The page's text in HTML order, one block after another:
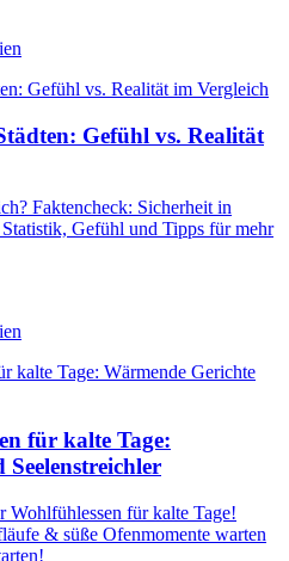
Gefühl vs. Realität
Faktencheck: Sicherheit in
Gefühl und Tipps für mehr
für kalte Tage:
Wohlfühlessen für kalte Tage!
& süße Ofenmomente warten